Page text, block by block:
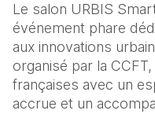
Le salon URBIS
événement phare
aux innovations
organisé par la
françaises avec un
accrue et un